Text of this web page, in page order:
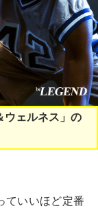
ウェルネス」の
ていいほど定番